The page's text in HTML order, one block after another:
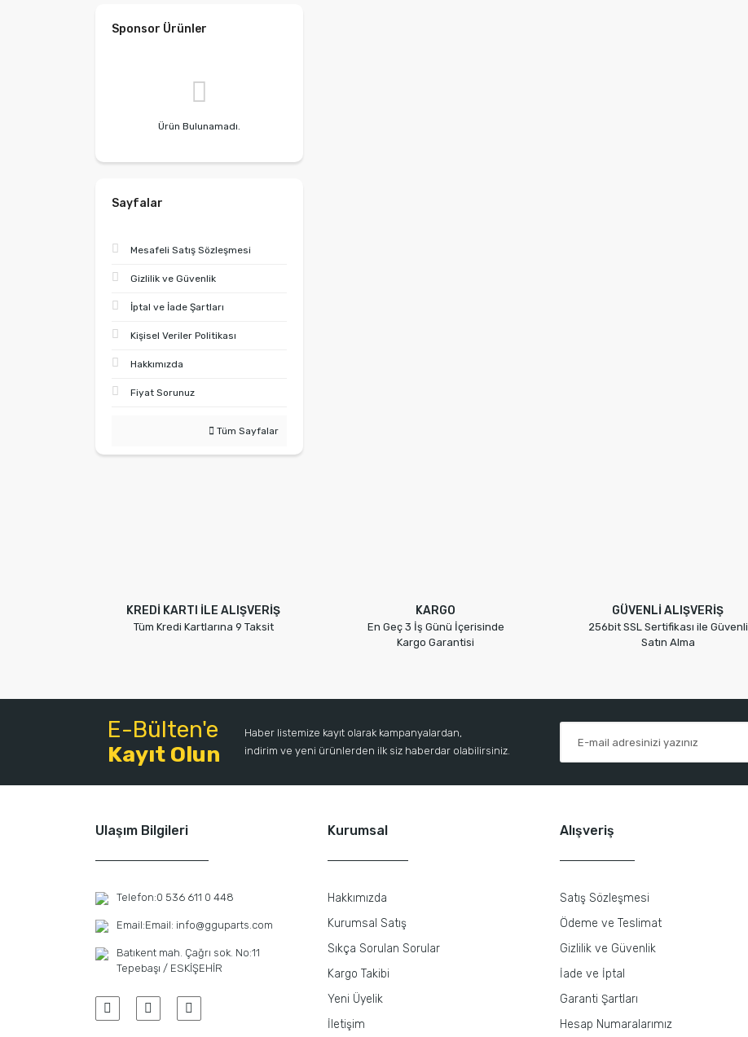
Sponsor Ürünler
Ürün Bulunamadı.
Sayfalar
Mesafeli Satış Sözleşmesi
Gizlilik ve Güvenlik
İptal ve İade Şartları
Kişisel Veriler Politikası
Hakkımızda
Fiyat Sorunuz
Tüm Sayfalar
KREDİ KARTI İLE ALIŞVERİŞ
Tüm Kredi Kartlarına 9 Taksit
KARGO
En Geç 3 İş Günü İçerisinde
Kargo Garantisi
GÜVENLİ ALIŞVERİŞ
256bit SSL Sertifikası ile Güvenli
Satın Alma
E-Bülten'e
Kayıt Olun
Haber listemize kayıt olarak kampanyalardan,
indirim ve yeni ürünlerden ilk siz haberdar olabilirsiniz.
Ulaşım Bilgileri
Telefon:0 536 611 0 448
Email:Email: info@gguparts.com
Batıkent mah. Çağrı sok. No:11
Tepebaşı / ESKİŞEHİR
Kurumsal
Hakkımızda
Kurumsal Satış
Sıkça Sorulan Sorular
Kargo Takibi
Yeni Üyelik
İletişim
Alışveriş
Satış Sözleşmesi
Ödeme ve Teslimat
Gizlilik ve Güvenlik
İade ve İptal
Garanti Şartları
Hesap Numaralarımız